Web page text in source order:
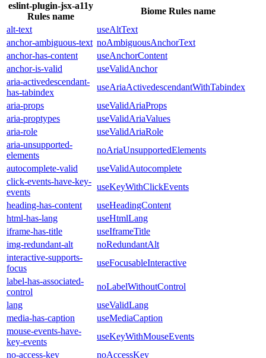
eslint-plugin-jsx-a11y
Rules name
Biome Rules name
alt-text
useAltText
anchor-ambiguous-text noAmbiguousAnchorText
anchor-has-content
useAnchorContent
anchor-is-valid
useValidAnchor
aria-activedescendant-
has-tabindex
useAriaActivedescendantWithTabindex
aria-props
useValidAriaProps
aria-proptypes
useValidAriaValues
aria-role
useValidAriaRole
aria-unsupported-
elements
noAriaUnsupportedElements
autocomplete-valid
useValidAutocomplete
click-events-have-key-
events
useKeyWithClickEvents
heading-has-content
useHeadingContent
html-has-lang
useHtmlLang
iframe-has-title
useIframeTitle
img-redundant-alt
noRedundantAlt
interactive-supports-
focus
useFocusableInteractive
label-has-associated-
control
noLabelWithoutControl
lang
useValidLang
media-has-caption
useMediaCaption
mouse-events-have-
key-events
useKeyWithMouseEvents
no-access-key
noAccessKey